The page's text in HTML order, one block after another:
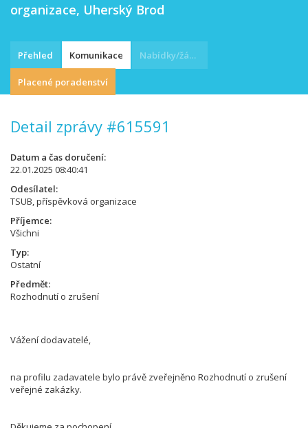
organizace, Uherský Brod
Přehled Komunikace Nabídky/žádosti
Placené poradenství
Detail zprávy #615591
Datum a čas doručení
22.01.2025 08:40:41
Odesílatel
TSUB, příspěvková organizace
Příjemce
Všichni
Typ
Ostatní
Předmět
Rozhodnutí o zrušení
Vážení dodavatelé,
na profilu zadavatele bylo právě zveřejněno Rozhodnutí o zrušení
veřejné zakázky.